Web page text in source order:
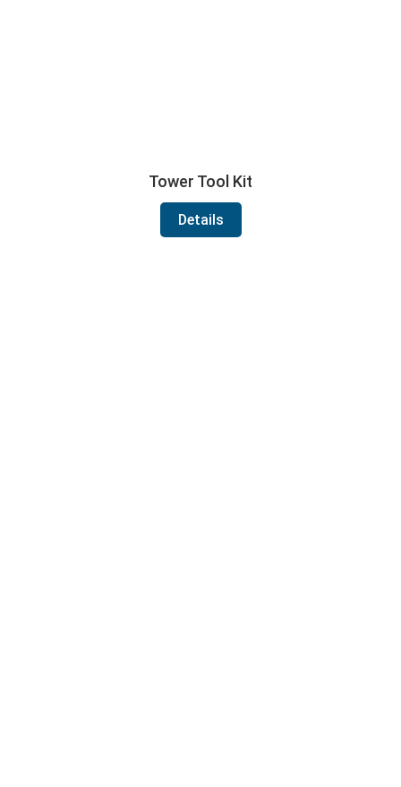
Tower Tool Kit
Details